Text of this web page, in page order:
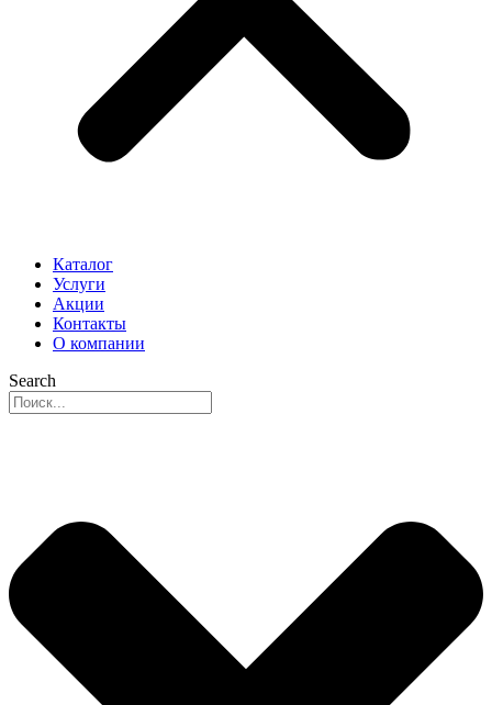
Каталог
Услуги
Акции
Контакты
О компании
Search